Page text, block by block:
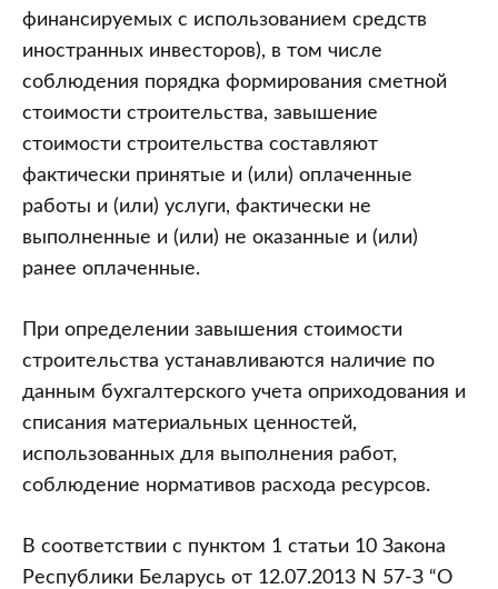
финансируемых с использованием средств
иностранных инвесторов), в том числе
соблюдения порядка формирования сметной
стоимости строительства, завышение
стоимости строительства составляют
фактически принятые и (или) оплаченные
работы и (или) услуги, фактически не
выполненные и (или) не оказанные и (или)
ранее оплаченные.
При определении завышения стоимости
строительства устанавливаются наличие по
данным бухгалтерского учета оприходования и
списания материальных ценностей,
использованных для выполнения работ,
соблюдение нормативов расхода ресурсов.
В соответствии с пунктом 1 статьи 10 Закона
Республики Беларусь от 12.07.2013 N 57-З “О